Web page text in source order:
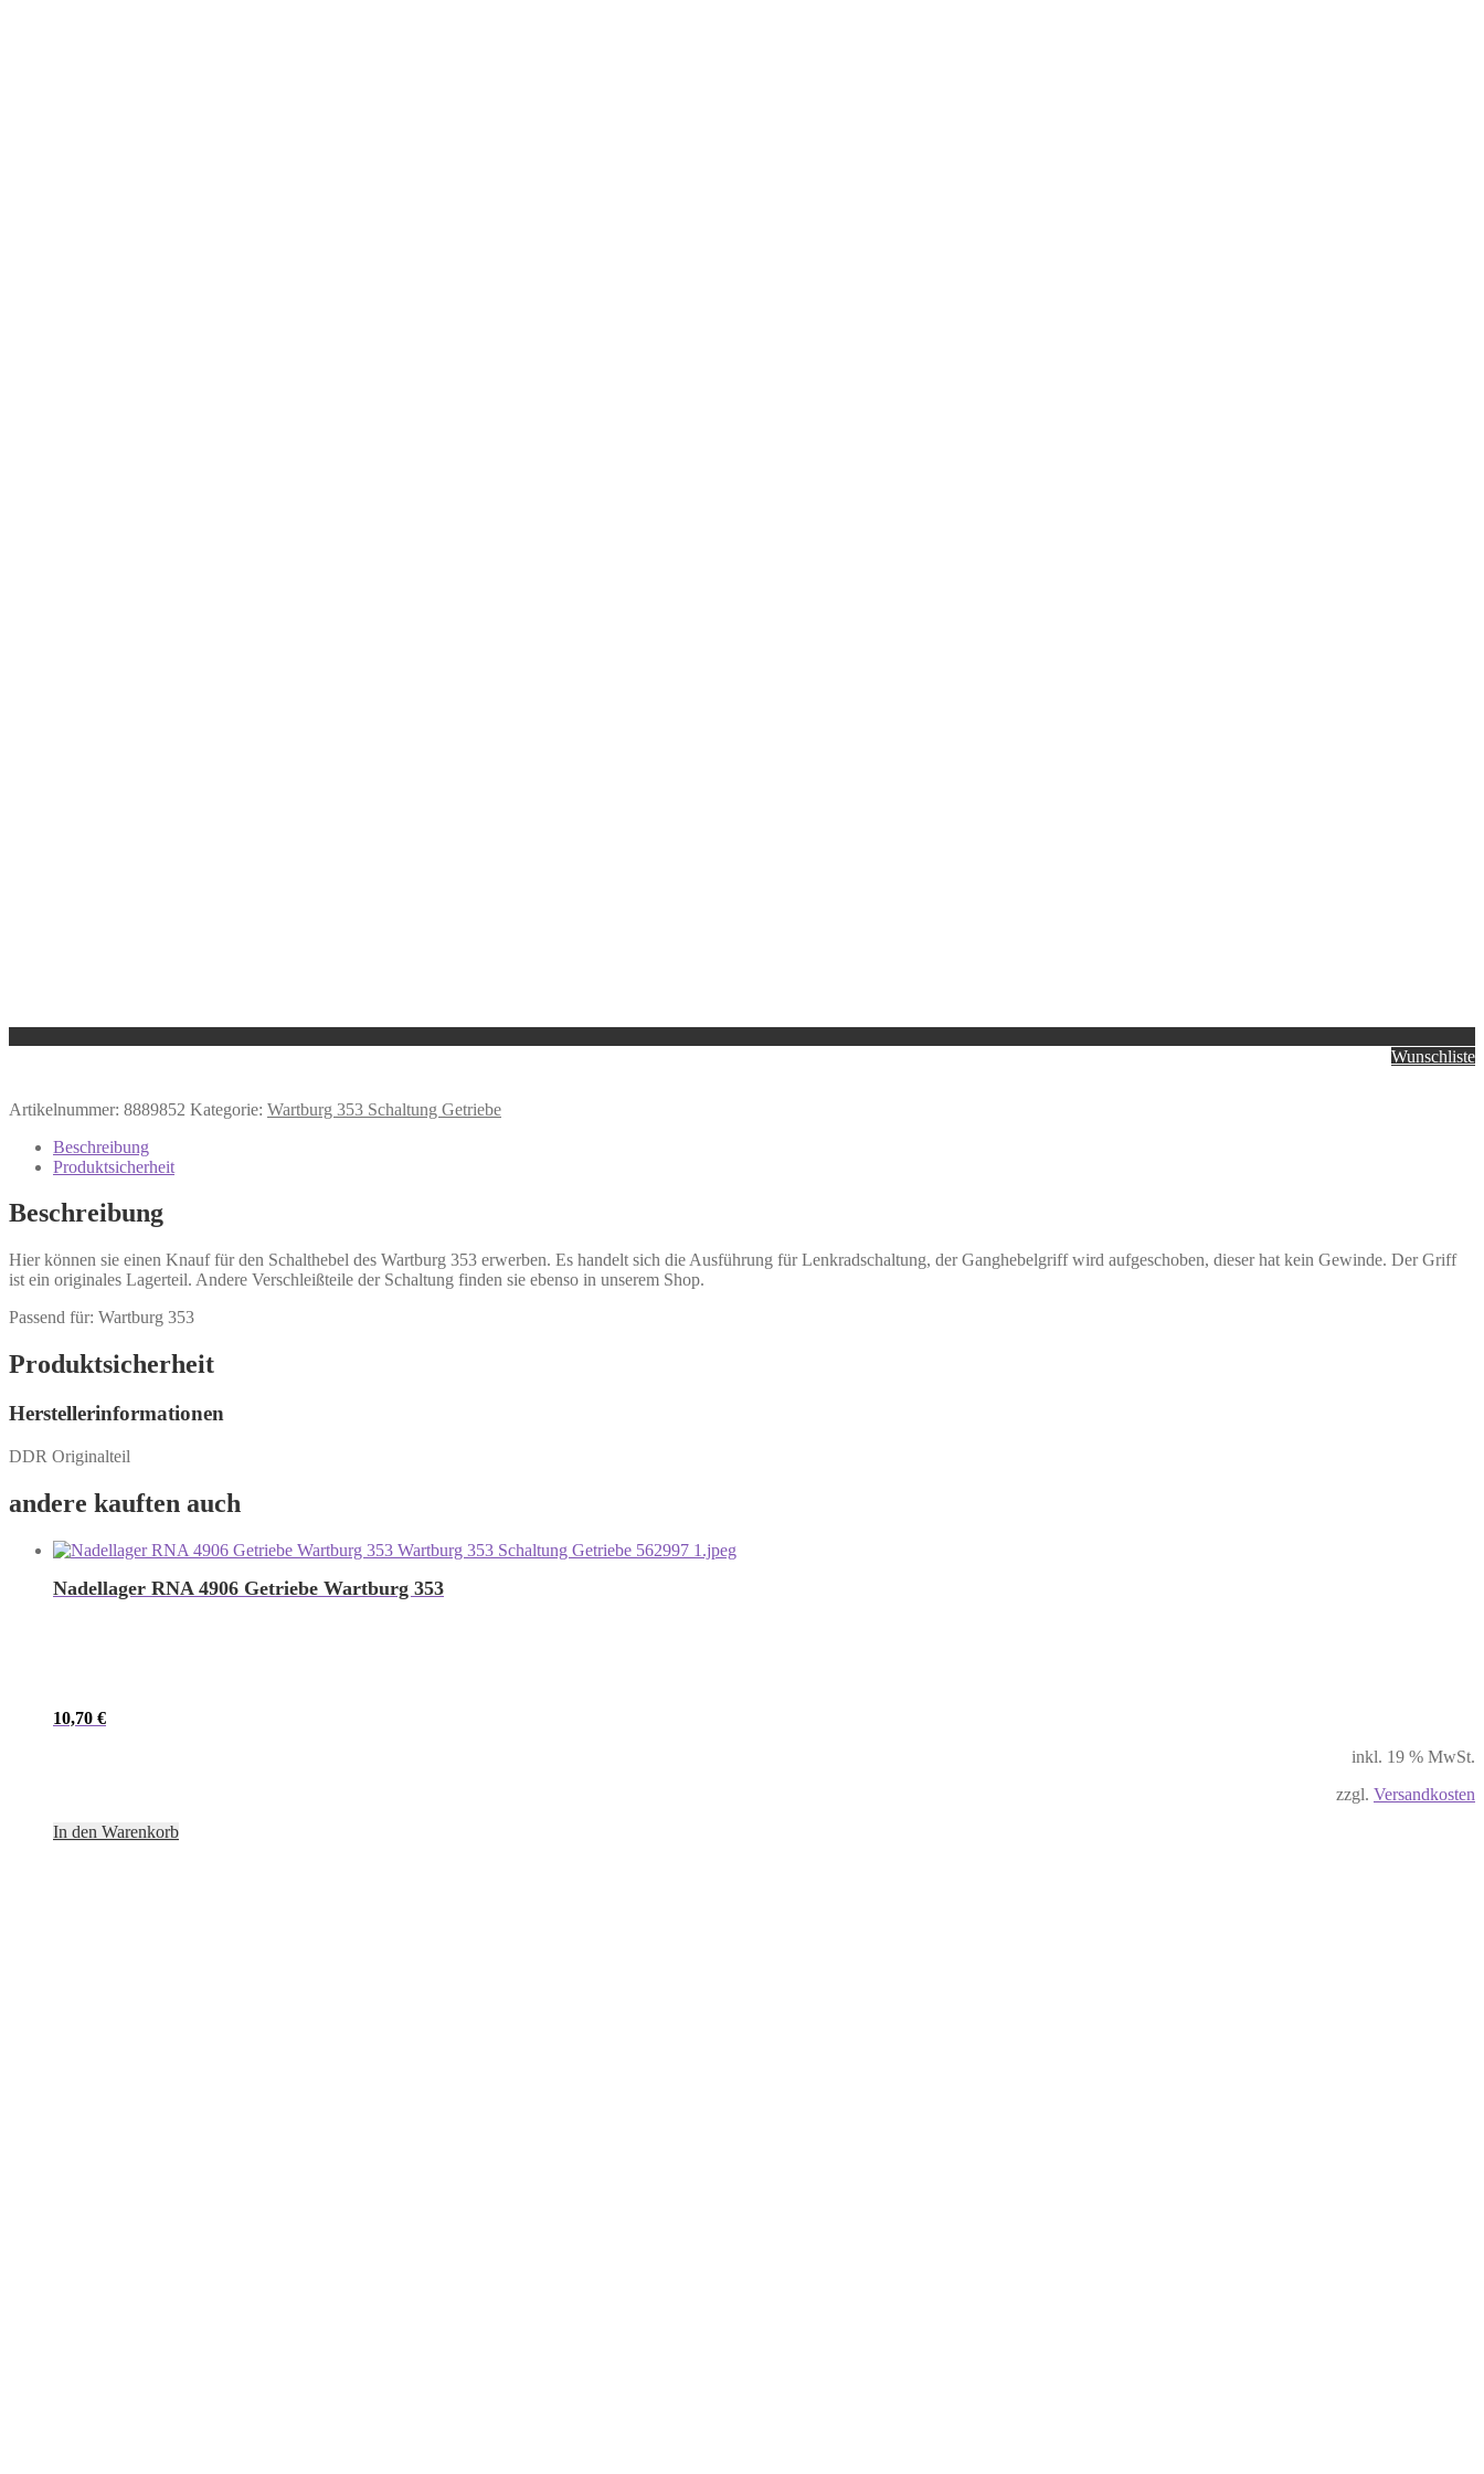
Wunschliste
Artikelnummer: 8889852 Kategorie: Wartburg 353 Schaltung Getriebe
Beschreibung
Produktsicherheit
Beschreibung
Hier können sie einen Knauf für den Schalthebel des Wartburg 353 erwerben. Es handelt sich die Ausführung für Lenkradschaltung, der Ganghebelgriff wird aufgeschoben, dieser hat kein Gewinde. Der Griff
ist ein originales Lagerteil. Andere Verschleißteile der Schaltung finden sie ebenso in unserem Shop.
Passend für: Wartburg 353
Produktsicherheit
Herstellerinformationen
DDR Originalteil
andere kauften auch
Nadellager RNA 4906 Getriebe Wartburg 353
10,70 €
inkl. 19 % MwSt.
zzgl. Versandkosten
In den Warenkorb